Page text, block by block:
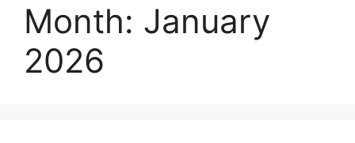
Month: January
2026